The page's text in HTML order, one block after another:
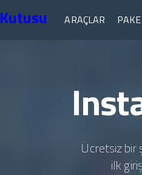
Kutusu ARAÇLAR
Ücretsiz bir
ilk